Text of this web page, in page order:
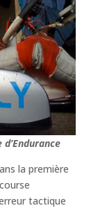
la première
tactique